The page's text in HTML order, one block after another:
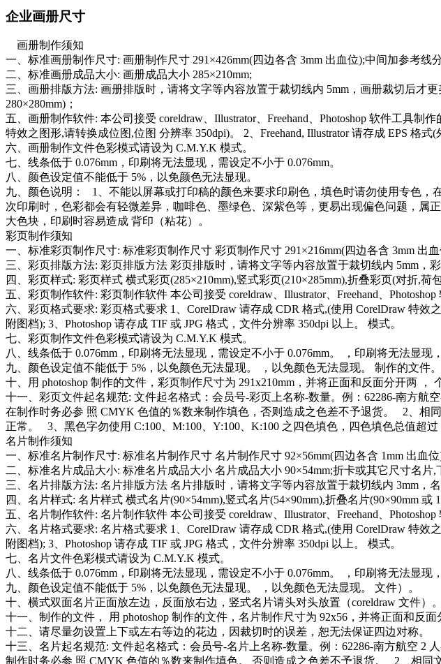
企业画册尺寸
画册制作须知
一、标准画册制作尺寸: 画册制作尺寸 291×426mm(四边各含 3mm 出血位);中间加参考线
二、标准画册成品大小: 画册成品大小 285×210mm;
三、画册排版方法: 画册排版时，请将文字等内容放置于裁切线内 5mm，画册裁切后才
280×280mm)；
五、画册制作软件: 本公司接受 coreldraw、Illustrator、Freehand、Photoshop 软件工具
特效之图形,请转换成位图,位图 分辨率 350dpi)。 2、Freehand, Illustrator 请存成 EPS 格
六、画册制作文件色彩模式请设为 C.M.Y.K 模式。
七、线条低于 0.076mm，印刷将无法显现，需设定不小于 0.076mm。
八、颜色设定值不能低于 5%，以免颜色无法显现。
九、颜色说明： 1、不能以屏幕或打印稿的颜色来要求印刷色，填色时请勿使用专色
次印刷时，色彩都会有轻微差异，咖啡色、墨绿色、深紫色等，更易出现偏色问题，属
大色块，印刷时容易造成 背印（粘花）。
彩页制作须知
一、标准彩页制作尺寸: 标准彩页制作尺寸 彩页制作尺寸 291×216mm(四边各含 3mm
三、彩页排版方法: 彩页排版方法 彩页排版时，请将文字等内容放置于裁切线内 5mm，
四、彩页样式: 彩页样式 横式彩页(285×210mm),竖式彩页(210×285mm),折叠彩页(对折,荷
五、彩页制作软件: 彩页制作软件 本公司接受 coreldraw、Illustrator、Freehand、
六、彩页格式要求: 彩页格式要求 1、CorelDraw 请存成 CDR 格式,(使用 CorelDraw 特效
附图档); 3、Photoshop 请存成 TIF 或 JPG 格式，文件分辨率 350dpi 以上。 模式。
七、彩页制作文件色彩模式请设为 C.M.Y.K 模式。
八、线条低于 0.076mm，印刷将无法显现，需设定不小于 0.076mm。 ，印刷将无法显现，
九、颜色设定值不能低于 5%，以免颜色无法显现。 ，以免颜色无法显现。 制作的文件。
十、用 photoshop 制作的文件，彩页制作尺寸为 291x210mm，并将正面和反面分开两 ，
十一、彩页文件起名规范: 文件起名格式：会员号-彩页上名称-数量。例：62286-南方
在制作时务必参 照 CMYK 色值的％数来制作填色，否则造成之色差不予退货。 2、相
正常。 3、黑色字勿使用 C:100、M:100、Y:100、K:100 之四色填色，四色填色总值超
名片制作须知
一、标准名片制作尺寸: 标准名片制作尺寸 名片制作尺寸 92×56mm(四边各含 1mm 出血
二、标准名片成品大小: 标准名片成品大小 名片成品大小 90×54mm;折卡或其它尺寸名片
三、名片排版方法: 名片排版方法 名片排版时，请将文字等内容放置于裁切线内 3mm，
四、名片样式: 名片样式 横式名片(90×54mm),竖式名片(54×90mm),折叠名片(90×90mm 或
五、名片制作软件: 名片制作软件 本公司接受 coreldraw、Illustrator、Freehand、
六、名片格式要求: 名片格式要求 1、CorelDraw 请存成 CDR 格式,(使用 CorelDraw 特效
附图档); 3、Photoshop 请存成 TIF 或 JPG 格式，文件分辨率 350dpi 以上。 模式。
七、名片文件色彩模式请设为 C.M.Y.K 模式。
八、线条低于 0.076mm，印刷将无法显现，需设定不小于 0.076mm。 ，印刷将无法显现
九、颜色设定值不能低于 5%，以免颜色无法显现。 ，以免颜色无法显现。 文件）。
十、横式双面名片正面放左边，反面放右边，竖式名片请头对头放置（coreldraw 文件
十一、制作的文件， 用 photoshop 制作的文件，名片制作尺寸为 92x56，并将正面和反
十二、请尽量勿设置上下或左右等边的花边，因裁切时的误差，恕无法保证四边对称。
十三、名片起名规范: 文件起名格式：会员号-名片上名称-数量。例：62286-南方航空
制作时务必参 照 CMYK 色值的％数来制作填色。 否则造成之色差不予退货。 2、相